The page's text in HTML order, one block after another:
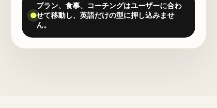
プラン、食事、コーチングはユーザーに合わ
せて移動し、英語だけの型に押し込みませ
ん。